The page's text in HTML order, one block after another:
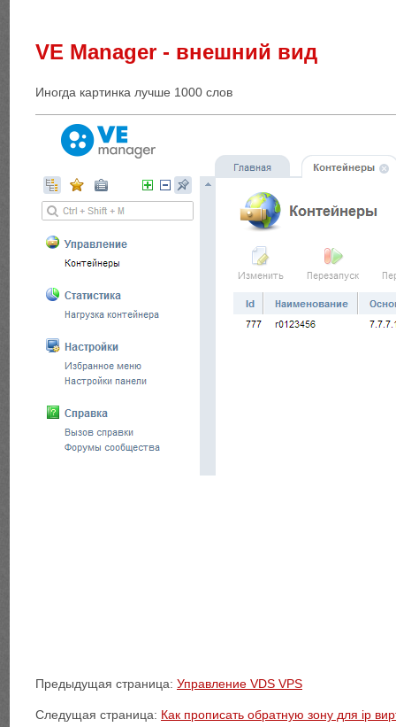
VE Мanager - внешний вид
Иногда картинка лучше 1000 слов
Предыдущая страница: Управление VDS VPS
Следущая страница: Как прописать обратную зону для ip